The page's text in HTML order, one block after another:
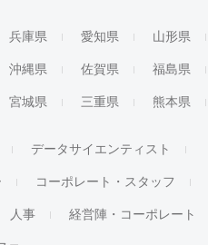
兵庫県 愛知県 山形県
沖縄県 佐賀県 福島県
宮城県 三重県 熊本県
データサイエンティスト
コーポレート・スタッフ
人事 経営陣・コーポレート